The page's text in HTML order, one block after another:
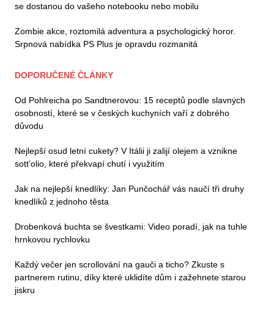
se dostanou do vašeho notebooku nebo mobilu
Zombie akce, roztomilá adventura a psychologický horor.
Srpnová nabídka PS Plus je opravdu rozmanitá
DOPORUČENÉ ČLÁNKY
Od Pohlreicha po Sandtnerovou: 15 receptů podle slavných
osobností, které se v českých kuchyních vaří z dobrého
důvodu
Nejlepší osud letní cukety? V Itálii ji zalijí olejem a vznikne
sott’olio, které překvapí chutí i využitím
Jak na nejlepší knedlíky: Jan Punčochář vás naučí tři druhy
knedlíků z jednoho těsta
Drobenková buchta se švestkami: Video poradí, jak na tuhle
hrnkovou rychlovku
Každý večer jen scrollování na gauči a ticho? Zkuste s
partnerem rutinu, díky které uklidíte dům i zažehnete starou
jiskru